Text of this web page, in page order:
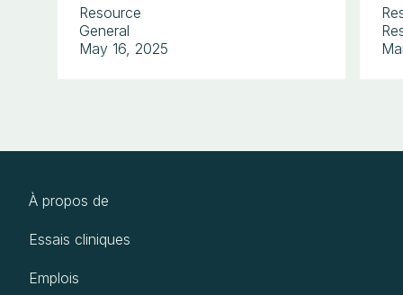
Resource
General
May 16, 2025
À propos de
Essais cliniques
Emplois